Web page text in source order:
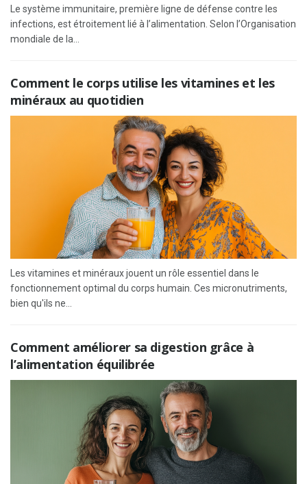
Le système immunitaire, première ligne de défense contre les
infections, est étroitement lié à l’alimentation. Selon l’Organisation
mondiale de la...
Comment le corps utilise les vitamines et les
minéraux au quotidien
Les vitamines et minéraux jouent un rôle essentiel dans le
fonctionnement optimal du corps humain. Ces micronutriments,
bien qu'ils ne...
Comment améliorer sa digestion grâce à
l’alimentation équilibrée